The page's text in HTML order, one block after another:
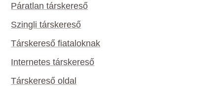
Páratlan társkereső
Szingli társkereső
Társkereső fiataloknak
Internetes társkereső
Társkereső oldal